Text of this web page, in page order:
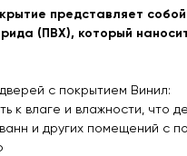
представляет
(ПВХ), который
с покрытием Винил:
к влаге и влажности, что
ванн и других помещений с